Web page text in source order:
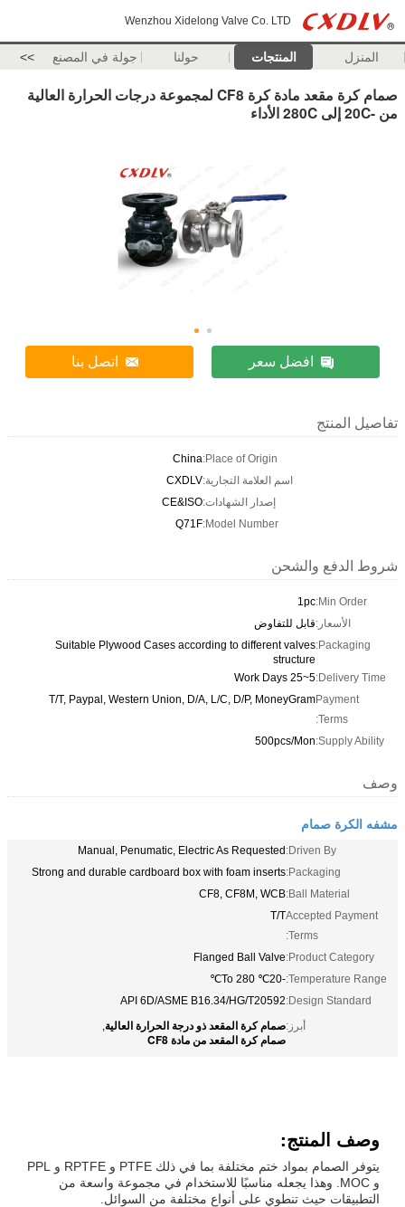
Wenzhou Xidelong Valve Co. LTD
المنزل المنتجات حولنا جولة في المصنع >>
صمام كرة مقعد مادة كرة CF8 لمجموعة درجات الحرارة العالية
من -20C إلى 280C الأداء
افضل سعر اتصل بنا
تفاصيل المنتج
Place of Origin:
China
اسم العلامة التجارية:CXDLV
إصدار الشهادات:CE&ISO
Model Number:
Q71F
شروط الدفع والشحن
Min Order:
1pc
الأسعار:قابل للتفاوض
Packaging:
Suitable Plywood Cases according to different valves
structure
Delivery Time:
5~25 Work Days
Payment
Terms:
T/T, Paypal, Western Union, D/A, L/C, D/P, MoneyGram
Supply Ability:
500pcs/Mon
وصف
مشفه الكرة صمام
Driven By:
Manual, Penumatic, Electric As Requested
Packaging:
Strong and durable cardboard box with foam inserts
Ball Material:
CF8, CF8M, WCB
Accepted Payment
Terms:
T/T
Product Category:
Flanged Ball Valve
Temperature Range:
-20℃ To 280℃
Design Standard:
API 6D/ASME B16.34/HG/T20592
أبرز:صمام كرة المقعد ذو درجة الحرارة العالية,
صمام كرة المقعد من مادة CF8
وصف المنتج:
يتوفر الصمام بمواد ختم مختلفة بما في ذلك PTFE و RPTFE و PPL
و MOC. وهذا يجعله مناسبًا للاستخدام في مجموعة واسعة من
التطبيقات حيث تنطوي على أنواع مختلفة من السوائل.